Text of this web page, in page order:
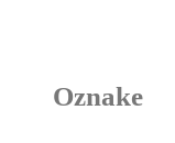
Oznake